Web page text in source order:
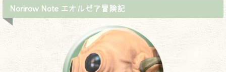
Norirow Note エオルゼア冒険記